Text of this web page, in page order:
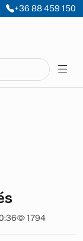
+36 88 459 150
1794